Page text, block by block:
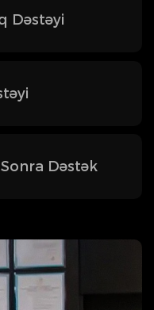
Dəstəyi
Dəstək